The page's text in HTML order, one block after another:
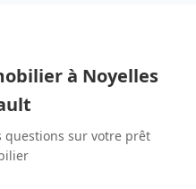
à Noyelles
questions sur votre prêt